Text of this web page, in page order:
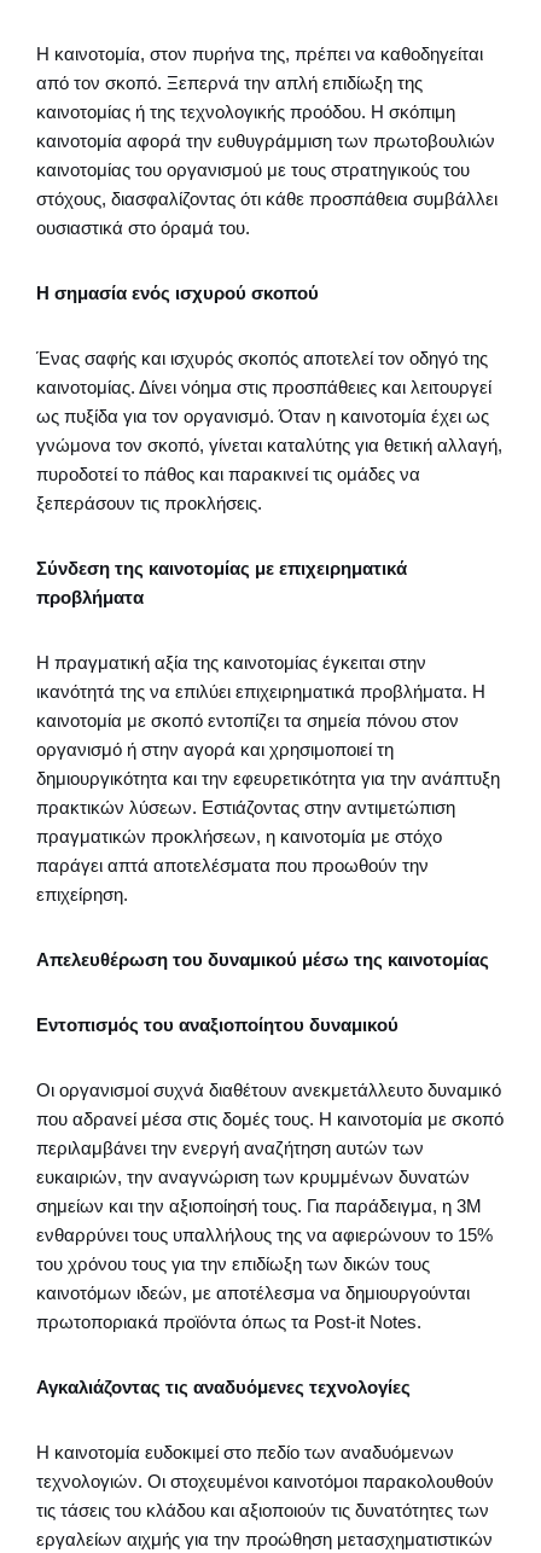
Η καινοτομία, στον πυρήνα της, πρέπει να καθοδηγείται
από τον σκοπό. Ξεπερνά την απλή επιδίωξη της
καινοτομίας ή της τεχνολογικής προόδου. Η σκόπιμη
καινοτομία αφορά την ευθυγράμμιση των πρωτοβουλιών
καινοτομίας του οργανισμού με τους στρατηγικούς του
στόχους, διασφαλίζοντας ότι κάθε προσπάθεια συμβάλλει
ουσιαστικά στο όραμά του.
Η σημασία ενός ισχυρού σκοπού
Ένας σαφής και ισχυρός σκοπός αποτελεί τον οδηγό της
καινοτομίας. Δίνει νόημα στις προσπάθειες και λειτουργεί
ως πυξίδα για τον οργανισμό. Όταν η καινοτομία έχει ως
γνώμονα τον σκοπό, γίνεται καταλύτης για θετική αλλαγή,
πυροδοτεί το πάθος και παρακινεί τις ομάδες να
ξεπεράσουν τις προκλήσεις.
Σύνδεση της καινοτομίας με επιχειρηματικά
προβλήματα
Η πραγματική αξία της καινοτομίας έγκειται στην
ικανότητά της να επιλύει επιχειρηματικά προβλήματα. Η
καινοτομία με σκοπό εντοπίζει τα σημεία πόνου στον
οργανισμό ή στην αγορά και χρησιμοποιεί τη
δημιουργικότητα και την εφευρετικότητα για την ανάπτυξη
πρακτικών λύσεων. Εστιάζοντας στην αντιμετώπιση
πραγματικών προκλήσεων, η καινοτομία με στόχο
παράγει απτά αποτελέσματα που προωθούν την
επιχείρηση.
Απελευθέρωση του δυναμικού μέσω της καινοτομίας
Εντοπισμός του αναξιοποίητου δυναμικού
Οι οργανισμοί συχνά διαθέτουν ανεκμετάλλευτο δυναμικό
που αδρανεί μέσα στις δομές τους. Η καινοτομία με σκοπό
περιλαμβάνει την ενεργή αναζήτηση αυτών των
ευκαιριών, την αναγνώριση των κρυμμένων δυνατών
σημείων και την αξιοποίησή τους. Για παράδειγμα, η 3M
ενθαρρύνει τους υπαλλήλους της να αφιερώνουν το 15%
του χρόνου τους για την επιδίωξη των δικών τους
καινοτόμων ιδεών, με αποτέλεσμα να δημιουργούνται
πρωτοποριακά προϊόντα όπως τα Post-it Notes.
Αγκαλιάζοντας τις αναδυόμενες τεχνολογίες
Η καινοτομία ευδοκιμεί στο πεδίο των αναδυόμενων
τεχνολογιών. Οι στοχευμένοι καινοτόμοι παρακολουθούν
τις τάσεις του κλάδου και αξιοποιούν τις δυνατότητες των
εργαλείων αιχμής για την προώθηση μετασχηματιστικών